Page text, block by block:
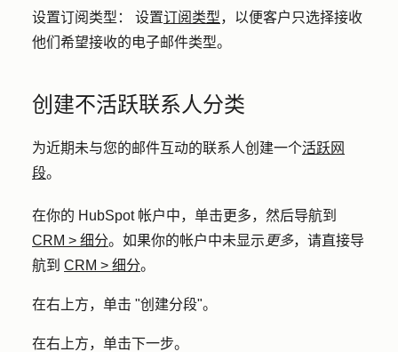
设置订阅类型： 设置订阅类型，以便客户只选择接收
他们希望接收的电子邮件类型。
创建不活跃联系人分类
为近期未与您的邮件互动的联系人创建一个活跃网
段。
在你的 HubSpot 帐户中，单击更多，然后导航到
CRM > 细分。如果你的帐户中未显示 更多，请直接导
航到 CRM > 细分。
在右上方，单击 "创建分段"。
在右上方，单击下一步。